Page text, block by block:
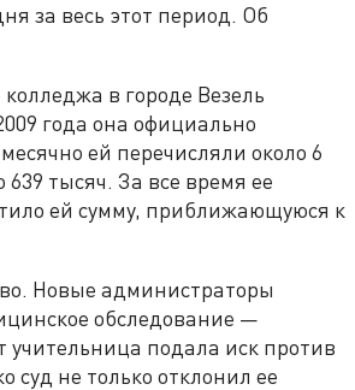
за весь этот период. Об
в городе Везель
года она официально
ей перечисляли около 6
639 тысяч. За все время ее
ей сумму, приближающуюся к
Новые администраторы
обследование —
учительница подала иск против
суд не только отклонил ее